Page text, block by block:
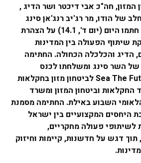
המזון, חה"כ אבי דיכטר ושר הדיג ,
של הודו, מר רג'יב רנג'אן סינג
), חתמו היום (יום ד', 14.1) על הצהרת
שיתוף הפעולה בין המדינות
הדיג והכלכלה הכחולה. החתימה
השר סינג ומשלחתו לכנס
Sea Theלביטחון מזון בחקלאות
וביטחון המזון ומשרד
השבוע באילת. החתימה מסמנת
היחסים המקצועיים בין ישראל
לשיתופי פעולה מחקריים,
תוך דגש על חדשנות, קיימות וחיזוק